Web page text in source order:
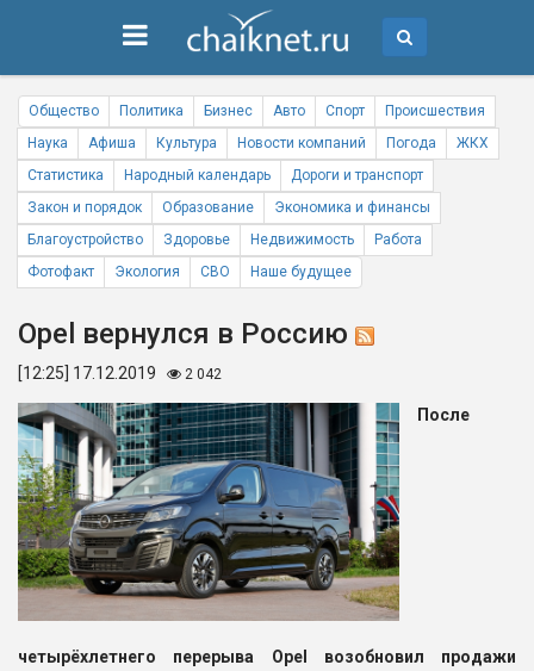
Общество Политика Бизнес Авто Спорт
Происшествия
Наука
Афиша Культура Новости компаний Погода
ЖКХ
Статистика
Народный календарь
Дороги и транспорт
Закон и порядок
Образование
Экономика и финансы
Благоустройство
Здоровье Недвижимость
Работа
Фотофакт
Экология СВО Наше будущее
Opel вернулся в Россию
[12:25] 17.12.2019 2 042
После
четырёхлетнего перерыва Opel возобновил продажи